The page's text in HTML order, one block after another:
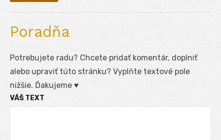
Poradňa
Potrebujete radu? Chcete pridať komentár, doplniť
alebo upraviť túto stránku? Vyplňte textové pole
nižšie. Ďakujeme ♥
VÁŠ TEXT